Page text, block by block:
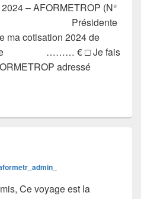
– AFORMETROP (N°
Présidente
ma cotisation 2024 de
de ……… € □ Je fais
adressé
Ce voyage est la